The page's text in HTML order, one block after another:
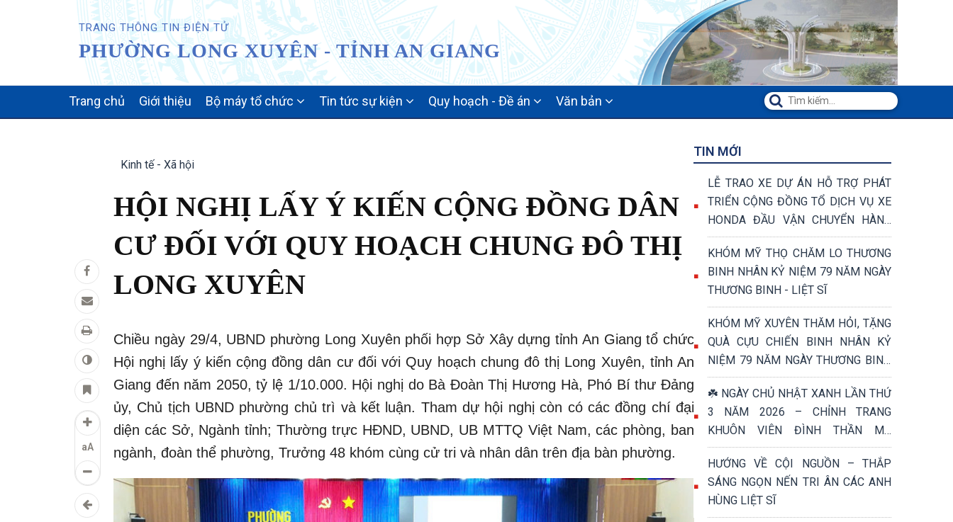
TRANG THÔNG TIN ĐIỆN TỬ
PHƯỜNG LONG XUYÊN - TỈNH AN GIANG
NAVIGATION
Trang chủ Giới thiệu Bộ máy tổ chức Tin tức sự kiện Quy hoạch - Đề án Văn bản
aA
Kinh tế - Xã hội
HỘI NGHỊ LẤY Ý KIẾN CỘNG ĐỒNG DÂN
CƯ ĐỐI VỚI QUY HOẠCH CHUNG ĐÔ THỊ
LONG XUYÊN
Chiều ngày 29/4, UBND phường Long Xuyên phối hợp Sở Xây dựng tỉnh An Giang tổ chức
Hội nghị lấy ý kiến cộng đồng dân cư đối với Quy hoạch chung đô thị Long Xuyên, tỉnh An
Giang đến năm 2050, tỷ lệ 1/10.000. Hội nghị do Bà Đoàn Thị Hương Hà, Phó Bí thư Đảng
ủy, Chủ tịch UBND phường chủ trì và kết luận. Tham dự hội nghị còn có các đồng chí đại
diện các Sở, Ngành tỉnh; Thường trực HĐND, UBND, UB MTTQ Việt Nam, các phòng, ban
ngành, đoàn thể phường, Trưởng 48 khóm cùng cử tri và nhân dân trên địa bàn phường.
TIN MỚI
LỄ TRAO XE DỰ ÁN HỖ TRỢ PHÁT
TRIỂN CỘNG ĐỒNG TỔ DỊCH VỤ XE
HONDA ĐẦU VẬN CHUYỂN HÀNG
HÓA VÀ VẬN CHUYỂN KHÁCH
KHÓM MỸ THỌ CHĂM LO THƯƠNG
BINH NHÂN KỶ NIỆM 79 NĂM NGÀY
THƯƠNG BINH - LIỆT SĨ
KHÓM MỸ XUYÊN THĂM HỎI, TẶNG
QUÀ CỰU CHIẾN BINH NHÂN KỶ
NIỆM 79 NĂM NGÀY THƯƠNG BINH
- LIỆT SĨ (27/7/1947 – 27/7/2026)
☘️ NGÀY CHỦ NHẬT XANH LẦN THỨ
3 NĂM 2026 – CHỈNH TRANG
KHUÔN VIÊN ĐÌNH THẦN MỸ
PHƯỚC, TRI ÂN NGÀY THƯƠNG
BINH - LIỆT SĨ 27/7 ☘️
HƯỚNG VỀ CỘI NGUỒN – THẮP
SÁNG NGỌN NẾN TRI ÂN CÁC ANH
HÙNG LIỆT SĨ